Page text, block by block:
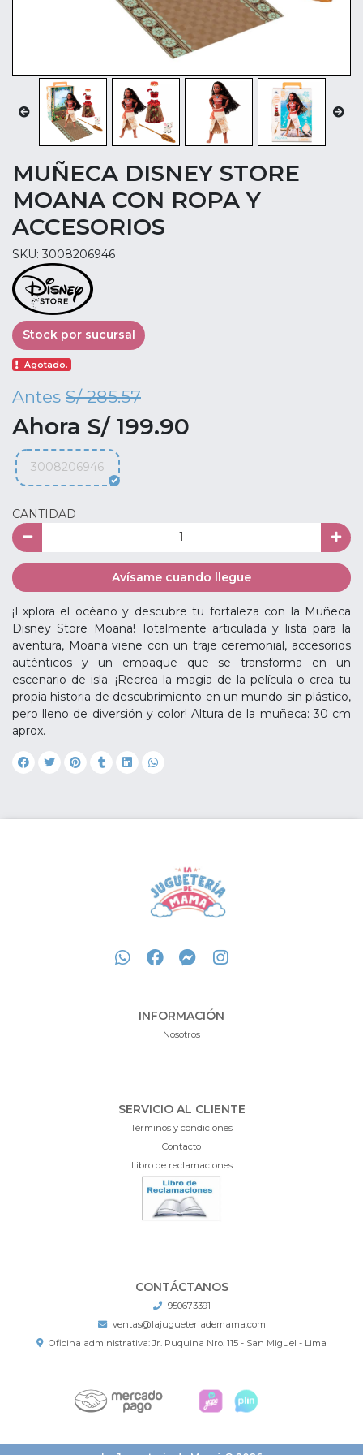
MUÑECA DISNEY STORE
MOANA CON ROPA Y
ACCESORIOS
SKU: 3008206946
Stock por sucursal
Agotado.
Antes S/ 285.57
Ahora S/ 199.90
3008206946
CANTIDAD
Avísame cuando llegue
¡Explora el océano y descubre tu fortaleza con la Muñeca
Disney Store Moana! Totalmente articulada y lista para la
aventura, Moana viene con un traje ceremonial, accesorios
auténticos y un empaque que se transforma en un
escenario de isla. ¡Recrea la magia de la película o crea tu
propia historia de descubrimiento en un mundo sin plástico,
pero lleno de diversión y color! Altura de la muñeca: 30 cm
aprox.
INFORMACIÓN
Nosotros
SERVICIO AL CLIENTE
Términos y condiciones
Contacto
Libro de reclamaciones
CONTÁCTANOS
950673391
ventas@lajugueteriademama.com
Oficina administrativa: Jr. Puquina Nro. 115 - San Miguel - Lima